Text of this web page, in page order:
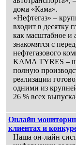
дома «Кама».
«Нефтегаз» –
входит в десятку
как масштабное и
знакомятся с
нефтегазового
KAMA TYRES –
полную
реализации
одними из
26 % всех
Онлайн
клиентах и
Наша он-лайн